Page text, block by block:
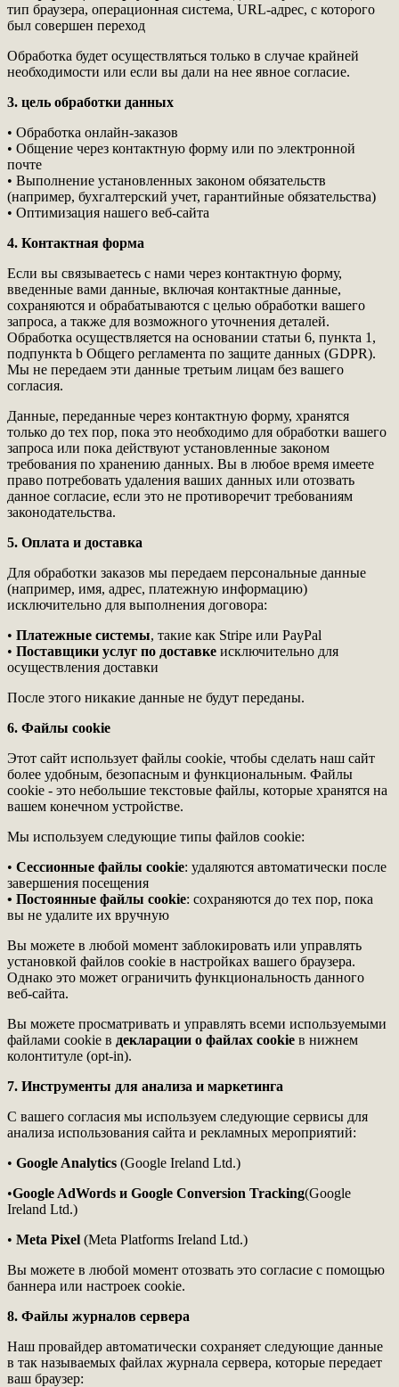
тип браузера, операционная система, URL-адрес, с которого
был совершен переход
Обработка будет осуществляться только в случае крайней
необходимости или если вы дали на нее явное согласие.
3. цель обработки данных
• Обработка онлайн-заказов
• Общение через контактную форму или по электронной
почте
• Выполнение установленных законом обязательств
(например, бухгалтерский учет, гарантийные обязательства)
• Оптимизация нашего веб-сайта
4. Контактная форма
Если вы связываетесь с нами через контактную форму,
введенные вами данные, включая контактные данные,
сохраняются и обрабатываются с целью обработки вашего
запроса, а также для возможного уточнения деталей.
Обработка осуществляется на основании статьи 6, пункта 1,
подпункта b Общего регламента по защите данных (GDPR).
Мы не передаем эти данные третьим лицам без вашего
согласия.
Данные, переданные через контактную форму, хранятся
только до тех пор, пока это необходимо для обработки вашего
запроса или пока действуют установленные законом
требования по хранению данных. Вы в любое время имеете
право потребовать удаления ваших данных или отозвать
данное согласие, если это не противоречит требованиям
законодательства.
5. Оплата и доставка
Для обработки заказов мы передаем персональные данные
(например, имя, адрес, платежную информацию)
исключительно для выполнения договора:
• Платежные системы, такие как Stripe или PayPal
• Поставщики услуг по доставке исключительно для
осуществления доставки
После этого никакие данные не будут переданы.
6. Файлы cookie
Этот сайт использует файлы cookie, чтобы сделать наш сайт
более удобным, безопасным и функциональным. Файлы
cookie - это небольшие текстовые файлы, которые хранятся на
вашем конечном устройстве.
Мы используем следующие типы файлов cookie:
• Сессионные файлы cookie: удаляются автоматически после
завершения посещения
• Постоянные файлы cookie: сохраняются до тех пор, пока
вы не удалите их вручную
Вы можете в любой момент заблокировать или управлять
установкой файлов cookie в настройках вашего браузера.
Однако это может ограничить функциональность данного
веб-сайта.
Вы можете просматривать и управлять всеми используемыми
файлами cookie в декларации о файлах cookie в нижнем
колонтитуле (opt-in).
7. Инструменты для анализа и маркетинга
С вашего согласия мы используем следующие сервисы для
анализа использования сайта и рекламных мероприятий:
• Google Analytics (Google Ireland Ltd.)
•Google AdWords и Google Conversion Tracking(Google
Ireland Ltd.)
• Meta Pixel (Meta Platforms Ireland Ltd.)
Вы можете в любой момент отозвать это согласие с помощью
баннера или настроек cookie.
8. Файлы журналов сервера
Наш провайдер автоматически сохраняет следующие данные
в так называемых файлах журнала сервера, которые передает
ваш браузер: